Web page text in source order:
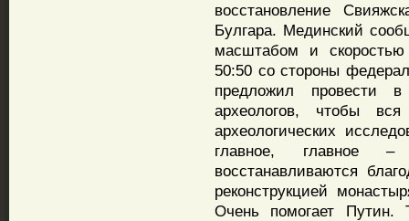
восстановление
Булгара. Мединский
масштабом и
50:50 со стороны
предложил провести в
археологов, чтобы
археологических
главное, главное
восстанавливаются
реконструкцией
Очень помогает